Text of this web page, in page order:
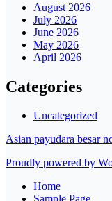
August 2026
July 2026
June 2026
May 2026
April 2026
Categories
Uncategorized
Asian payudara besar
Proudly powered by
Home